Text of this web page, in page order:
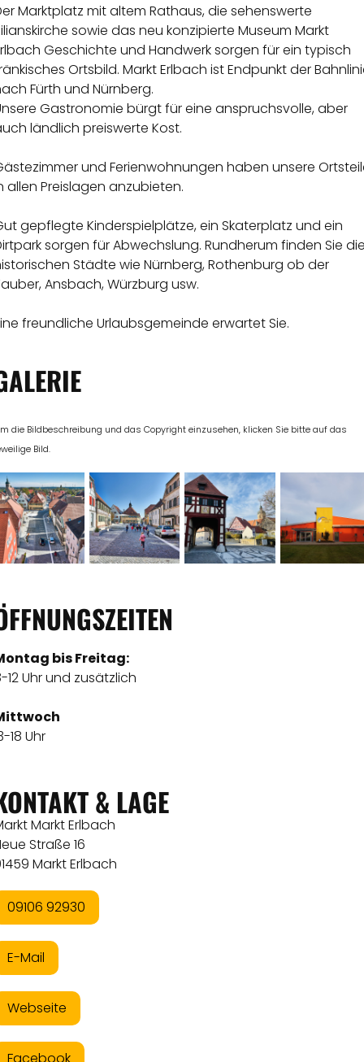
Marktplatz mit altem Rathaus, die sehenswerte
sowie das neu konzipierte Museum Markt
Geschichte und Handwerk sorgen für ein typisch
Ortsbild. Markt Erlbach ist Endpunkt der
Fürth und Nürnberg.
Gastronomie bürgt für eine anspruchsvolle, aber
ländlich preiswerte Kost.
und Ferienwohnungen haben unsere
allen Preislagen anzubieten.
gepflegte Kinderspielplätze, ein Skaterplatz und ein
sorgen für Abwechslung. Rundherum finden Sie
Städte wie Nürnberg, Rothenburg ob der
Ansbach, Würzburg usw.
freundliche Urlaubsgemeinde erwartet Sie.
die Bildbeschreibung und das Copyright einzusehen, klicken Sie bitte auf das
Bild.
bis Freitag:
12 Uhr und zusätzlich
18 Uhr
& LAGE
Markt Erlbach
Straße 16
Markt Erlbach
09106 92930
E-Mail
Webseite
Facebook